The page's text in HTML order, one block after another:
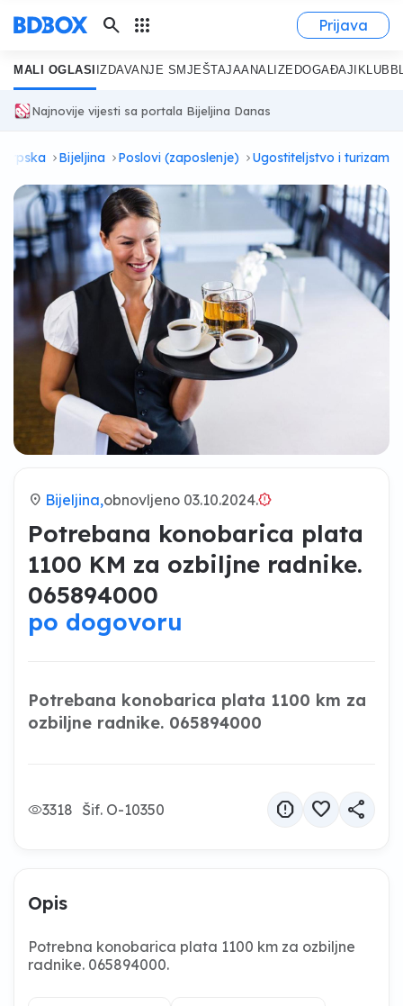
search apps Prijava
MALI OGLASI IZDAVANJE SMJEŠTAJAANALIZE DOGAĐAJI KLUB
Najnovije vijesti sa portala Bijeljina Danas
Srpska Bijeljina Poslovi (zaposlenje) Ugostiteljstvo i turizam
location_on Bijeljina,obnovljeno 03.10.2024.brightness_alert
Potrebana konobarica plata
1100 KM za ozbiljne radnike.
065894000
po dogovoru
Potrebana konobarica plata 1100 km za
ozbiljne radnike. 065894000
3318 Šif. O-10350 report favorite share
Opis
Potrebna konobarica plata 1100 km za ozbiljne
radnike. 065894000.